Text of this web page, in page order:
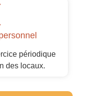
périodique
des locaux.